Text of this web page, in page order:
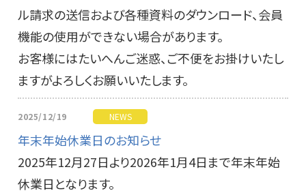
ル請求の送信および各種資料のダウンロード、会員
機能の使用ができない場合があります。
お客様にはたいへんご迷惑、ご不便をお掛けいたし
ますがよろしくお願いいたします。
2025/12/19 NEWS
年末年始休業日のお知らせ
2025年12月27日より2026年1月4日まで年末年始
休業日となります。